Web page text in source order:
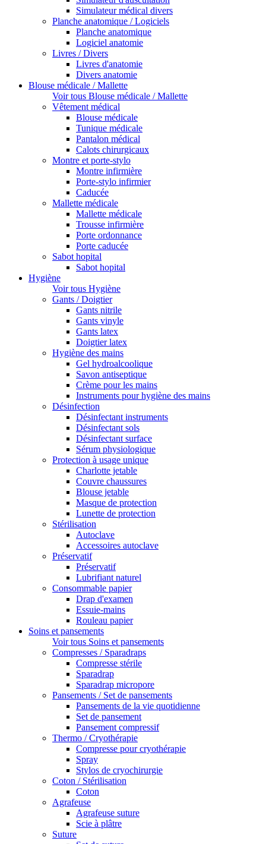
Simulateur médical divers
Planche anatomique / Logiciels
Planche anatomique
Logiciel anatomie
Livres / Divers
Livres d'anatomie
Divers anatomie
Blouse médicale / Mallette
Voir tous Blouse médicale / Mallette
Vêtement médical
Blouse médicale
Tunique médicale
Pantalon médical
Calots chirurgicaux
Montre et porte-stylo
Montre infirmière
Porte-stylo infirmier
Caducée
Mallette médicale
Mallette médicale
Trousse infirmière
Porte ordonnance
Porte caducée
Sabot hopital
Sabot hopital
Hygiène
Voir tous Hygiène
Gants / Doigtier
Gants nitrile
Gants vinyle
Gants latex
Doigtier latex
Hygiène des mains
Gel hydroalcoolique
Savon antiseptique
Crème pour les mains
Instruments pour hygiène des mains
Désinfection
Désinfectant instruments
Désinfectant sols
Désinfectant surface
Sérum physiologique
Protection à usage unique
Charlotte jetable
Couvre chaussures
Blouse jetable
Masque de protection
Lunette de protection
Stérilisation
Autoclave
Accessoires autoclave
Préservatif
Préservatif
Lubrifiant naturel
Consommable papier
Drap d'examen
Essuie-mains
Rouleau papier
Soins et pansements
Voir tous Soins et pansements
Compresses / Sparadraps
Compresse stérile
Sparadrap
Sparadrap micropore
Pansements / Set de pansements
Pansements de la vie quotidienne
Set de pansement
Pansement compressif
Thermo / Cryothérapie
Compresse pour cryothérapie
Spray
Stylos de cryochirurgie
Coton / Stérilisation
Coton
Agrafeuse
Agrafeuse suture
Scie à plâtre
Suture